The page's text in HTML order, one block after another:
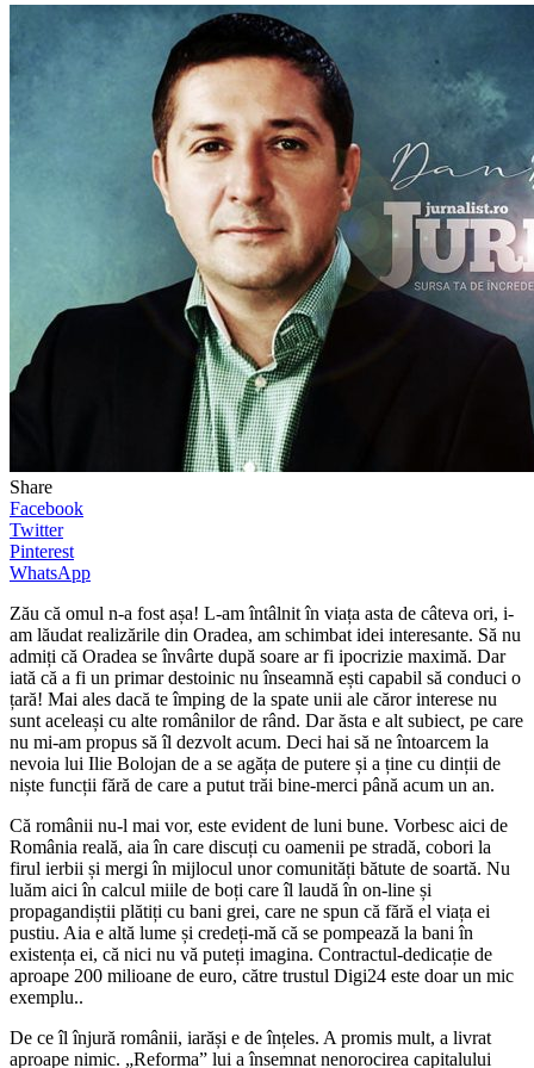
Share
Facebook
Twitter
Pinterest
WhatsApp
Zău că omul n-a fost așa! L-am întâlnit în viața asta de câteva ori, i-
am lăudat realizările din Oradea, am schimbat idei interesante. Să nu
admiți că Oradea se învârte după soare ar fi ipocrizie maximă. Dar
iată că a fi un primar destoinic nu înseamnă ești capabil să conduci o
țară! Mai ales dacă te împing de la spate unii ale căror interese nu
sunt aceleași cu alte românilor de rând. Dar ăsta e alt subiect, pe care
nu mi-am propus să îl dezvolt acum. Deci hai să ne întoarcem la
nevoia lui Ilie Bolojan de a se agăța de putere și a ține cu dinții de
niște funcții fără de care a putut trăi bine-merci până acum un an.
Că românii nu-l mai vor, este evident de luni bune. Vorbesc aici de
România reală, aia în care discuți cu oamenii pe stradă, cobori la
firul ierbii și mergi în mijlocul unor comunități bătute de soartă. Nu
luăm aici în calcul miile de boți care îl laudă în on-line și
propagandiștii plătiți cu bani grei, care ne spun că fără el viața ei
pustiu. Aia e altă lume și credeți-mă că se pompează la bani în
existența ei, că nici nu vă puteți imagina. Contractul-dedicație de
aproape 200 milioane de euro, către trustul Digi24 este doar un mic
exemplu..
De ce îl înjură românii, iarăși e de înțeles. A promis mult, a livrat
aproape nimic. „Reforma” lui a însemnat nenorocirea capitalului